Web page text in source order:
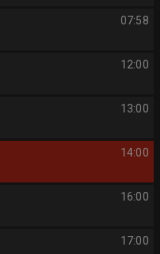
07:58
12:00
13:00
14:00
16:00
17:00